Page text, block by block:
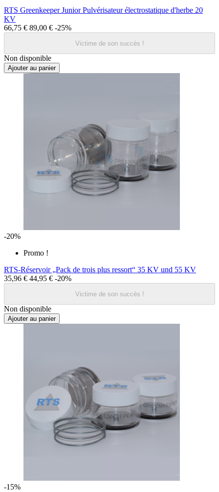
RTS Greenkeeper Junior Pulvérisateur électrostatique d'herbe 20
KV
66,75 € 89,00 € -25%
Victime de son succès !
Non disponible
Ajouter au panier
-20%
Promo !
RTS-Réservoir „Pack de trois plus ressort“ 35 KV und 55 KV
35,96 € 44,95 € -20%
Victime de son succès !
Non disponible
Ajouter au panier
-15%